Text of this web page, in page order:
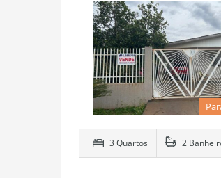
3 Quartos 2